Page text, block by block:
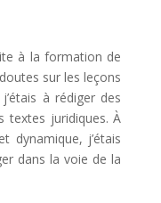
à la formation de
sur les leçons
à rédiger des
textes juridiques. À
dynamique, j’étais
dans la voie de la